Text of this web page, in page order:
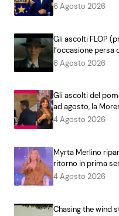
6 Agosto 2026
Gli ascolti FLOP
l’occasione persa
6 Agosto 2026
Gli ascolti del
ad agosto, la
4 Agosto 2026
Myrta Merlino
ritorno in prima
4 Agosto 2026
Chasing the wind